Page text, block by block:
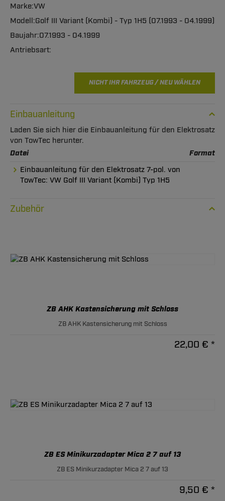
VW
Golf III Variant (Kombi) - Typ 1H5 (07.1993 - 04.1999)
07.1993 - 04.1999
NICHT IHR FAHRZEUG / NEU WÄHLEN
Einbauanleitung
Laden Sie sich hier die Einbauanleitung für den Elektrosatz
von TowTec herunter.
Datei Format
Einbauanleitung für den Elektrosatz 7-pol. von
TowTec: VW Golf III Variant (Kombi) Typ 1H5
Zubehör
ZB AHK Kastensicherung mit Schloss
ZB AHK Kastensicherung mit Schloss
22,00 € *
ZB ES Minikurzadapter Mica 2 7 auf 13
ZB ES Minikurzadapter Mica 2 7 auf 13
9,50 € *